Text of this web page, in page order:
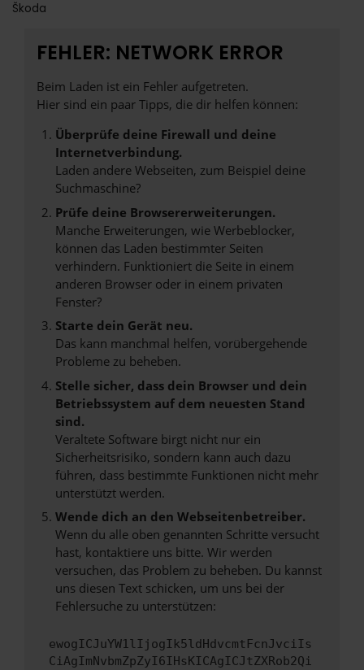
Škoda
FEHLER: NETWORK ERROR
Beim Laden ist ein Fehler aufgetreten.
Hier sind ein paar Tipps, die dir helfen können:
Überprüfe deine Firewall und deine
Internetverbindung.
Laden andere Webseiten, zum Beispiel deine
Suchmaschine?
Prüfe deine Browsererweiterungen.
Manche Erweiterungen, wie Werbeblocker,
können das Laden bestimmter Seiten
verhindern. Funktioniert die Seite in einem
anderen Browser oder in einem privaten
Fenster?
Starte dein Gerät neu.
Das kann manchmal helfen, vorübergehende
Probleme zu beheben.
Stelle sicher, dass dein Browser und dein
Betriebssystem auf dem neuesten Stand
sind.
Veraltete Software birgt nicht nur ein
Sicherheitsrisiko, sondern kann auch dazu
führen, dass bestimmte Funktionen nicht mehr
unterstützt werden.
Wende dich an den Webseitenbetreiber.
Wenn du alle oben genannten Schritte versucht
hast, kontaktiere uns bitte. Wir werden
versuchen, das Problem zu beheben. Du kannst
uns diesen Text schicken, um uns bei der
Fehlersuche zu unterstützen:
ewogICJuYW1lIjogIk5ldHdvcmtFcnJvciIs
CiAgImNvbmZpZyI6IHsKICAgICJtZXRob2Qi